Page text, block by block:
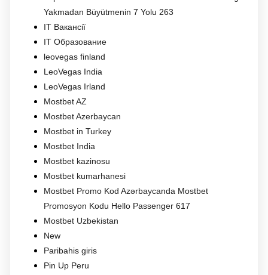
Yakmadan Büyütmenin 7 Yolu 263
IT Вакансії
IT Образование
leovegas finland
LeoVegas India
LeoVegas Irland
Mostbet AZ
Mostbet Azerbaycan
Mostbet in Turkey
Mostbet India
Mostbet kazinosu
Mostbet kumarhanesi
Mostbet Promo Kod Azərbaycanda Mostbet
Promosyon Kodu Hello Passenger 617
Mostbet Uzbekistan
New
Paribahis giris
Pin Up Peru